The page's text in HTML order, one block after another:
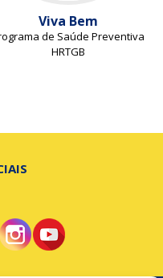
Viva Bem
de Saúde Preventiva
HRTGB